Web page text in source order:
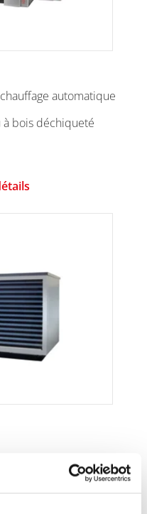
automatique
à bois déchiqueté